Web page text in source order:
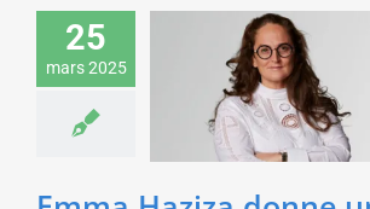
25
mars 2025
Emma Haziza donne
une conférence sur
l’avenir des ressources
en eau pour Veolia
Environnement &
Développement durable